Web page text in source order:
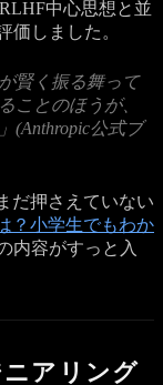
中心思想と並
価しました。
賢く振る舞って
ことのほうが、
(Anthropic公式ブ
だ押さえていない
？小学生でもわか
内容がすっと入
アリング